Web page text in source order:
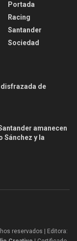
Portada
Racing
Santander
Sociedad
disfrazada de
amanecen
Sánchez y la
reservados | Editora: